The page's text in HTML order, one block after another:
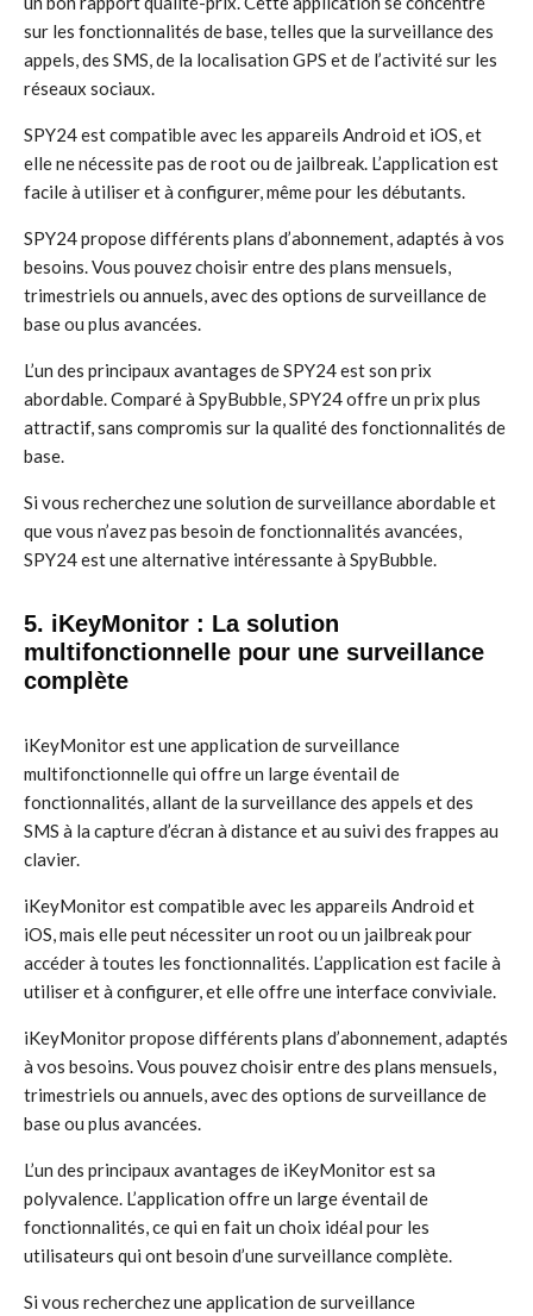
sur les fonctionnalités de base, telles que la surveillance des
appels, des SMS, de la localisation GPS et de l’activité sur les
réseaux sociaux.
SPY24 est compatible avec les appareils Android et iOS, et
elle ne nécessite pas de root ou de jailbreak. L’application est
facile à utiliser et à configurer, même pour les débutants.
SPY24 propose différents plans d’abonnement, adaptés à vos
besoins. Vous pouvez choisir entre des plans mensuels,
trimestriels ou annuels, avec des options de surveillance de
base ou plus avancées.
L’un des principaux avantages de SPY24 est son prix
abordable. Comparé à SpyBubble, SPY24 offre un prix plus
attractif, sans compromis sur la qualité des fonctionnalités de
base.
Si vous recherchez une solution de surveillance abordable et
que vous n’avez pas besoin de fonctionnalités avancées,
SPY24 est une alternative intéressante à SpyBubble.
5. iKeyMonitor : La solution
multifonctionnelle pour une surveillance
complète
iKeyMonitor est une application de surveillance
multifonctionnelle qui offre un large éventail de
fonctionnalités, allant de la surveillance des appels et des
SMS à la capture d’écran à distance et au suivi des frappes au
clavier.
iKeyMonitor est compatible avec les appareils Android et
iOS, mais elle peut nécessiter un root ou un jailbreak pour
accéder à toutes les fonctionnalités. L’application est facile à
utiliser et à configurer, et elle offre une interface conviviale.
iKeyMonitor propose différents plans d’abonnement, adaptés
à vos besoins. Vous pouvez choisir entre des plans mensuels,
trimestriels ou annuels, avec des options de surveillance de
base ou plus avancées.
L’un des principaux avantages de iKeyMonitor est sa
polyvalence. L’application offre un large éventail de
fonctionnalités, ce qui en fait un choix idéal pour les
utilisateurs qui ont besoin d’une surveillance complète.
Si vous recherchez une application de surveillance